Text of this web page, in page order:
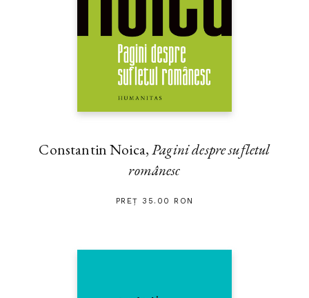
Constantin Noica,Pagini despre sufletul
românesc
PREȚ 35.00 RON